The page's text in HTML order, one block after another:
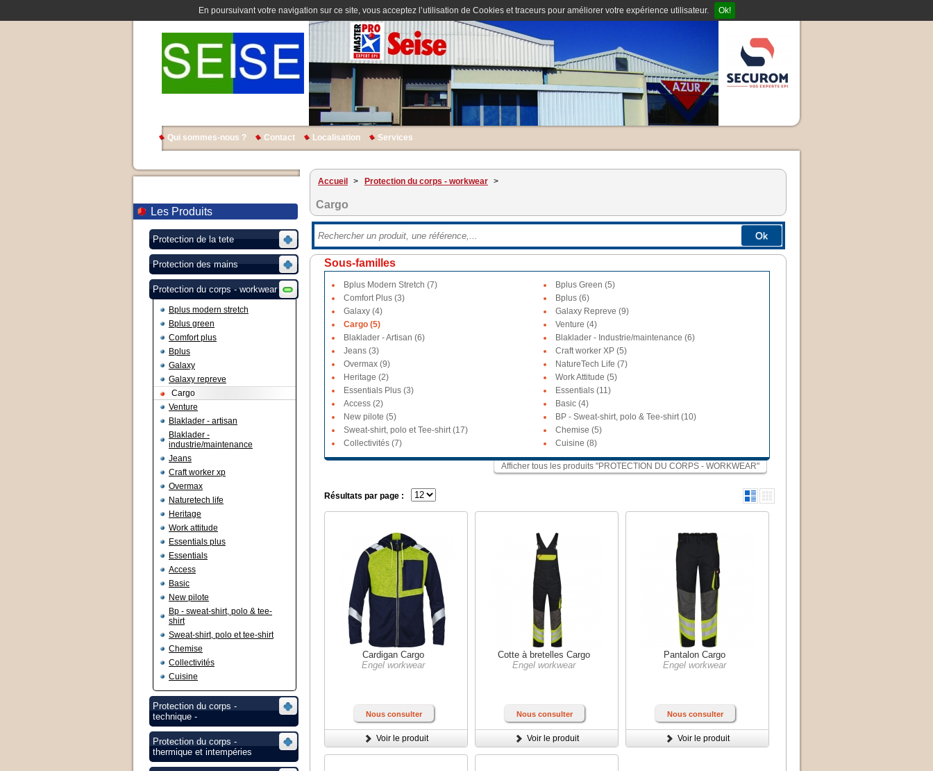
En poursuivant votre navigation sur ce site, vous acceptez l’utilisation de Cookies et traceurs pour améliorer votre expérience utilisateur. Ok!
Qui sommes-nous ? Contact Localisation Services
Les Produits
Protection de la tete
Protection des mains
Protection du corps - workwear
Bplus modern stretch
Bplus green
Comfort plus
Bplus
Galaxy
Galaxy repreve
Cargo
Venture
Blaklader - artisan
Blaklader -
industrie/maintenance
Jeans
Craft worker xp
Overmax
Naturetech life
Heritage
Work attitude
Essentials plus
Essentials
Access
Basic
New pilote
Bp - sweat-shirt, polo & tee-
shirt
Sweat-shirt, polo et tee-shirt
Chemise
Collectivités
Cuisine
Protection du corps -
technique -
Protection du corps -
thermique et intempéries
Accueil > Protection du corps - workwear >
Cargo
Ok
Sous-familles
Bplus Modern Stretch (7)
Bplus Green (5)
Comfort Plus (3)
Bplus (6)
Galaxy (4)
Galaxy Repreve (9)
Cargo (5)
Venture (4)
Blaklader - Artisan (6)
Blaklader - Industrie/maintenance (6)
Jeans (3)
Craft worker XP (5)
Overmax (9)
NatureTech Life (7)
Heritage (2)
Work Attitude (5)
Essentials Plus (3)
Essentials (11)
Access (2)
Basic (4)
New pilote (5)
BP - Sweat-shirt, polo & Tee-shirt (10)
Sweat-shirt, polo et Tee-shirt (17)
Chemise (5)
Collectivités (7)
Cuisine (8)
Afficher tous les produits "PROTECTION DU CORPS - WORKWEAR"
Résultats par page :
Cardigan Cargo
Engel workwear
Nous consulter
Voir le produit
Cotte à bretelles Cargo
Engel workwear
Nous consulter
Voir le produit
Pantalon Cargo
Engel workwear
Nous consulter
Voir le produit